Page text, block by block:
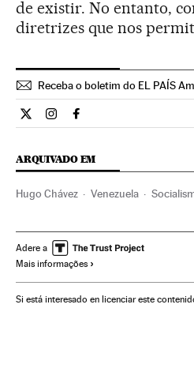
de existir. No entanto,
diretrizes que nos
Receba o boletim do EL PAÍS
Internacional El País Brasil en
Internacional El País
Internacional El País
ARQUIVADO EM
Hugo Chávez Venezuela
Nicolás Maduro
Adere a
Mais informações
Si está interesado en licenciar este